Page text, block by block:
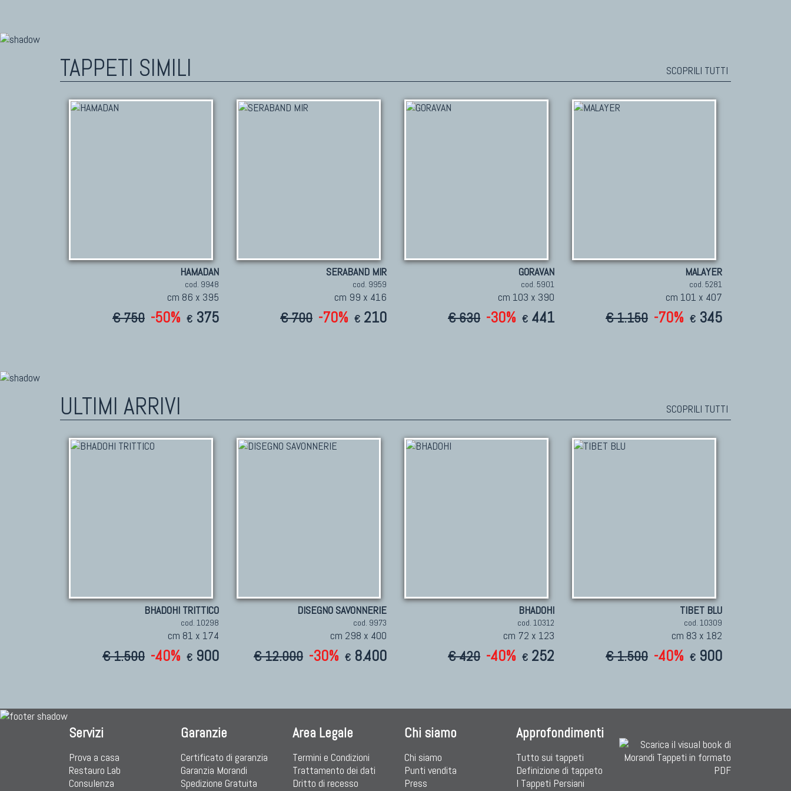
TAPPETI SIMILI SCOPRILI TUTTI
HAMADAN
cod. 9948
cm 86 x 395
€ 750 -50% € 375
SERABAND MIR
cod. 9959
cm 99 x 416
€ 700 -70% € 210
GORAVAN
cod. 5901
cm 103 x 390
€ 630 -30% € 441
MALAYER
cod. 5281
cm 101 x 407
€ 1.150 -70% € 345
ULTIMI ARRIVI SCOPRILI TUTTI
BHADOHI TRITTICO
cod. 10298
cm 81 x 174
€ 1.500 -40% € 900
DISEGNO SAVONNERIE
cod. 9973
cm 298 x 400
€ 12.000 -30% € 8.400
BHADOHI
cod. 10312
cm 72 x 123
€ 420 -40% € 252
TIBET BLU
cod. 10309
cm 83 x 182
€ 1.500 -40% € 900
Servizi
Prova a casa
Restauro Lab
Consulenza
Garanzie
Certificato di garanzia
Garanzia Morandi
Spedizione Gratuita
Area Legale
Termini e Condizioni
Trattamento dei dati
Dritto di recesso
Chi siamo
Chi siamo
Punti vendita
Press
Approfondimenti
Tutto sui tappeti
Definizione di tappeto
I Tappeti Persiani